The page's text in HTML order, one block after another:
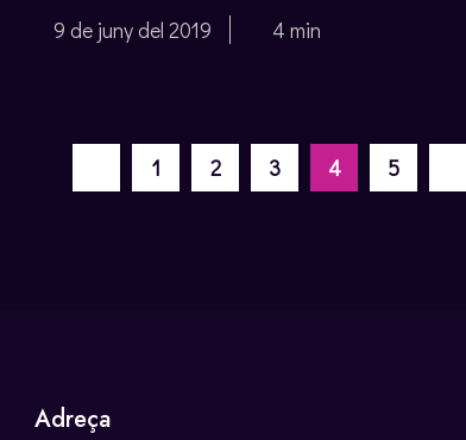
9 de juny del 2019 4 min
1 2 3 4 5
Adreça